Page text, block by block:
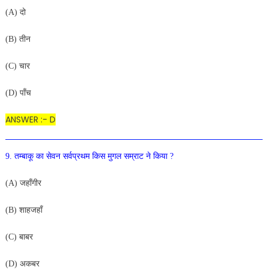
(A) दो
(B) तीन
(C) चार
(D) पाँच
ANSWER :- D
9. तम्बाकू का सेवन सर्वप्रथम किस मुगल सम्राट ने किया ?
(A) जहाँगीर
(B) शाहजहाँ
(C) बाबर
(D) अकबर